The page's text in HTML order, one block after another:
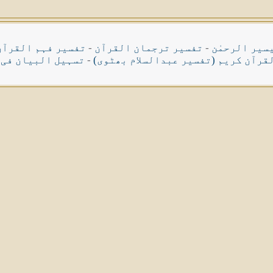
الرحمٰن - تفسیر ترجمان القرآن - تفسیر فہم
کریم (تفسیر عبدالسلام بھٹوی) - تسہیل البیان